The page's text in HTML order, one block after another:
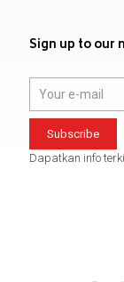
Sign up to our
Dapatkan info